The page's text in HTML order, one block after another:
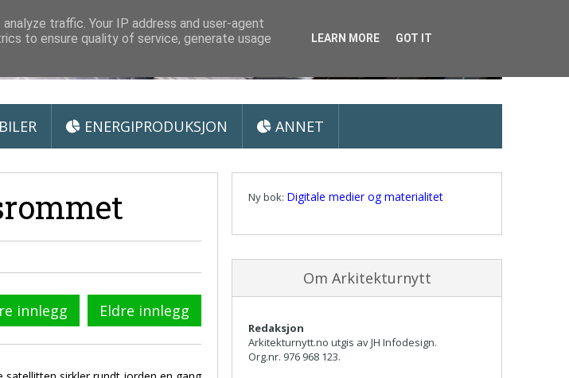
ENERGIPRODUKSJON ANNET
innlegg Eldre innlegg
Ny bok: Digitale medier og materialitet
Om Arkitekturnytt
Redaksjon
Arkitekturnytt.no utgis av JH Infodesign.
Org.nr. 976 968 123.
traffic. Your IP address and user-agent
to ensure quality of service, generate usage
LEARN MORE GOT IT